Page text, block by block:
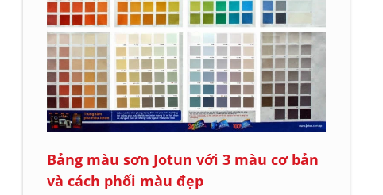
Bảng màu sơn Jotun với 3 màu cơ bản
và cách phối màu đẹp